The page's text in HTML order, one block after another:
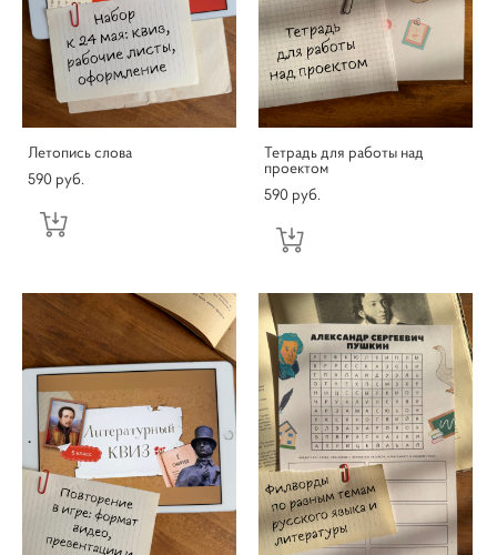
Летопись слова
590 pуб.
Тетрадь для работы над
проектом
590 pуб.